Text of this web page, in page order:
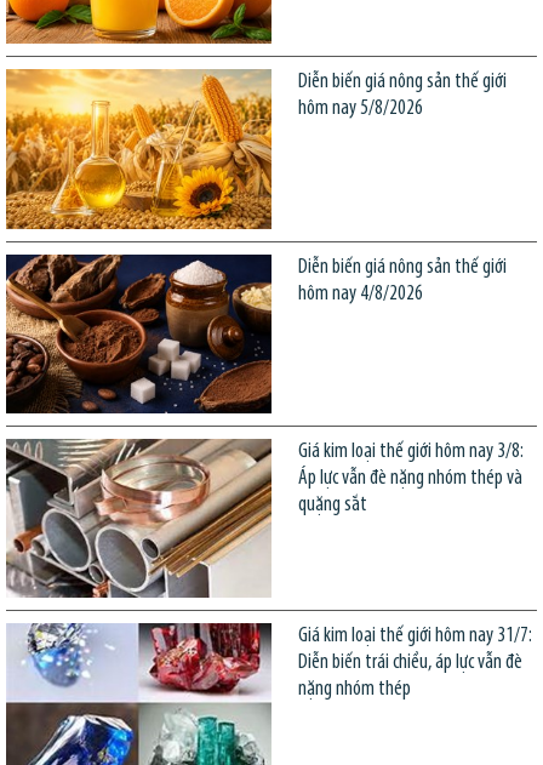
Diễn biến giá nông sản thế giới
hôm nay 5/8/2026
Diễn biến giá nông sản thế giới
hôm nay 4/8/2026
Giá kim loại thế giới hôm nay 3/8:
Áp lực vẫn đè nặng nhóm thép và
quặng sắt
Giá kim loại thế giới hôm nay 31/7:
Diễn biến trái chiều, áp lực vẫn đè
nặng nhóm thép